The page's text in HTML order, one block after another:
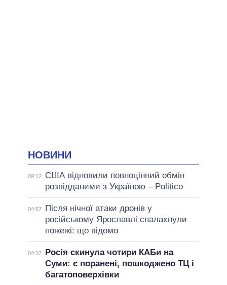
НОВИНИ
09:12
США відновили повноцінний обмін
розвідданими з Україною – Politico
04:57
Після нічної атаки дронів у
російському Ярославлі спалахнули
пожежі: що відомо
04:37
Росія скинула чотири КАБи на
Суми: є поранені, пошкоджено ТЦ і
багатоповерхівки